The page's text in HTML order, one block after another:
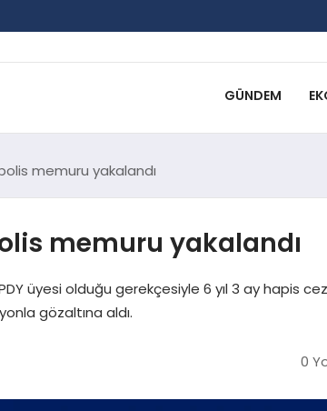
GÜNDEM
memuru yakalandı
memuru yakalandı
üyesi olduğu gerekçesiyle 6 yıl 3 ay hapis
gözaltına aldı.
0